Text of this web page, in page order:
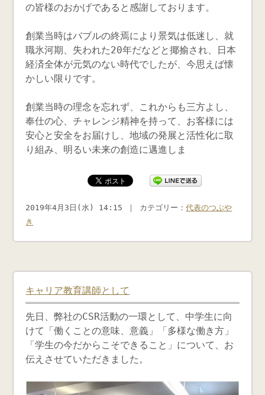
の皆様のおかげであると感謝しております。
創業当時はバブルの終焉により景気は低迷し、就
職氷河期、失われた20年だなどと揶揄され、日本
経済全体が元気のない時代でしたが、今思えば懐
かしい限りです。
創業当時の理念を忘れず、これからも三方よし、
奉仕の心、チャレンジ精神を持って、お客様には
安心と安全をお届けし、地域の発展と活性化に取
り組み、明るい未来の創造に邁進しま
2019年4月3日(水) 14:15 ｜ カテゴリー：代表のつぶや
き
キャリア教育講師として
先日、弊社のCSR活動の一環として、中学生に向
けて「働くことの意味、意義」「多様な働き方」
「学生の今だからこそできること」について、お
伝えさせていただきました。